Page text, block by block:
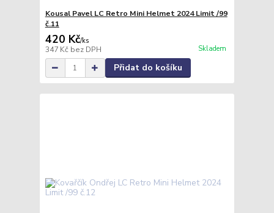
Kousal Pavel LC Retro Mini Helmet 2024 Limit /99
č.11
420 Kč/ks
347 Kč bez DPH Skladem
Přidat do košíku